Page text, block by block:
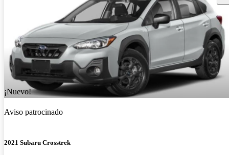
¡Nuevo!
Aviso patrocinado
2021 Subaru Crosstrek